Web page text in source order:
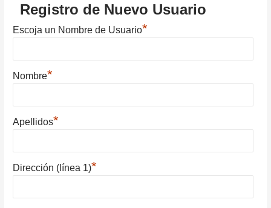
Registro de Nuevo Usuario
Escoja un Nombre de Usuario*
Nombre*
Apellidos*
Dirección (línea 1)*